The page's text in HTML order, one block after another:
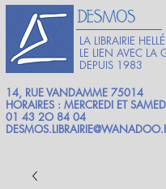
LA LIBRAIRIE
LE LIEN AVEC LA
DEPUIS 1983
14, RUE VANDAMME 75014
HORAIRES : MERCREDI ET
01 43 2O 84 04